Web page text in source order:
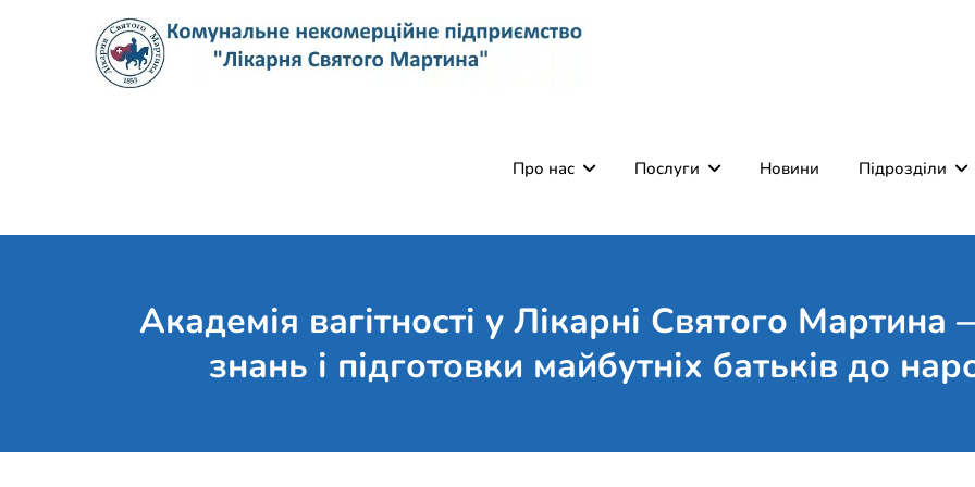
Про нас Послуги Новини Підрозділи
Академія вагітності у Лікарні Святого Мартина
знань і підготовки майбутніх батьків до